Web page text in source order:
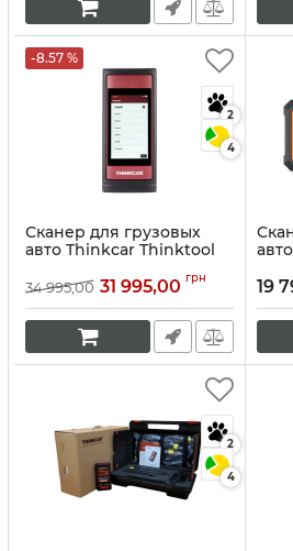
-8.57 %
2
4
Сканер для грузовых
авто Thinkcar Thinktool
Артикул:10070
34 995,00 31 995,00 грн 19
2
4